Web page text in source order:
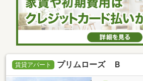
賃貸アパート プリムローズ Ｂ